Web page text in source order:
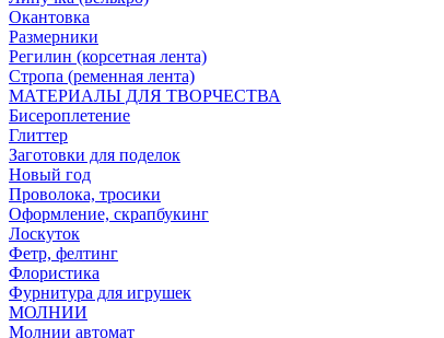
Окантовка
Размерники
Регилин (корсетная лента)
Стропа (ременная лента)
МАТЕРИАЛЫ ДЛЯ ТВОРЧЕСТВА
Бисероплетение
Глиттер
Заготовки для поделок
Новый год
Проволока, тросики
Оформление, скрапбукинг
Лоскуток
Фетр, фелтинг
Флористика
Фурнитура для игрушек
МОЛНИИ
Молнии автомат